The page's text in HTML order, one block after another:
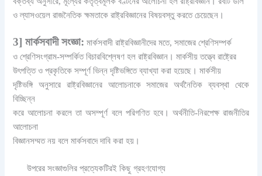
ও ল্যাসওয়েল রাজনৈতিক ক্ষমতাকে রাষ্ট্রবিজ্ঞানের বিষয়বস্তু করতে চেয়েছেন।
3] মার্কসবাদী সংজ্ঞা: মার্কসবাদী রাষ্ট্রবিজ্ঞানীদের মতে, সমাজের শ্রেণিসম্পর্ক
ও শ্রেণিসংগ্রাম-সম্পর্কিত বিচারবিশ্লেষণ হল রাষ্ট্রবিজ্ঞান। মার্কসীয় তত্ত্বে রাষ্ট্রের
উৎপত্তি ও প্রকৃতিকে সম্পূর্ণ ভিন্ন দৃষ্টিভঙ্গিতে ব্যাখ্যা করা হয়েছে। মার্কসীয়
দৃষ্টিভঙ্গি অনুসারে রাষ্ট্রবিজ্ঞানের আলোচনাকে সমাজের অর্থনৈতিক ব্যবস্থা থেকে
বিচ্ছিন্ন
করে আলোচনা করলে তা অসম্পূর্ণ বলে পরিগণিত হবে। অর্থনীতি-নিরপেক্ষ রাজনীতির
আলােচনা
বিজ্ঞানসম্মত নয় বলে মার্কসবাদে দাবি করা হয়।
উপরের সংজ্ঞাগুলির প্রত্যেকটিরই কিছু গ্রহণযোগ্য